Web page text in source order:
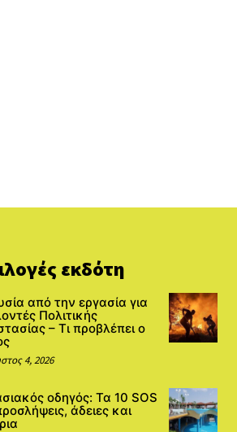
εκδότη
από την εργασία για
Πολιτικής
– Τι προβλέπει ο
4, 2026
οδηγός: Τα 10 SOS
άδειες και